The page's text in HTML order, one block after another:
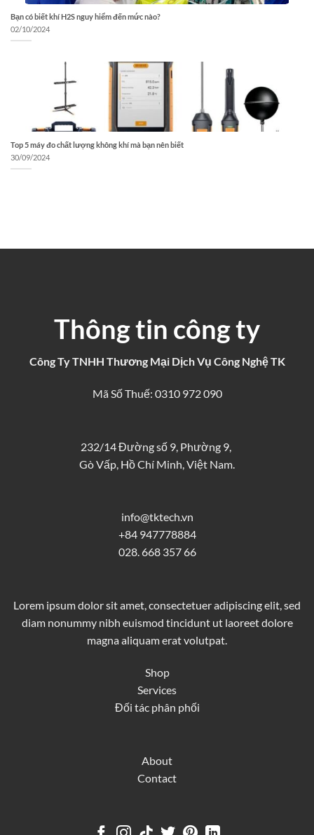
Bạn có biết khí H2S nguy hiểm đến mức nào?
02/10/2024
Top 5 máy đo chất lượng không khí mà bạn nên biết
30/09/2024
Thông tin công ty
Công Ty TNHH Thương Mại Dịch Vụ Công Nghệ TK
Mã Số Thuế: 0310 972 090
232/14 Đường số 9, Phường 9,
Gò Vấp, Hồ Chí Minh, Việt Nam.
info@tktech.vn
+84 947778884
028. 668 357 66
Lorem ipsum dolor sit amet, consectetuer adipiscing elit, sed
diam nonummy nibh euismod tincidunt ut laoreet dolore
magna aliquam erat volutpat.
Shop
Services
Đối tác phân phối
About
Contact